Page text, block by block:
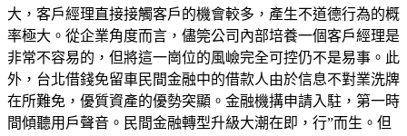
大，客戶經理直接接觸客戶的機會較多，產生不道德行為的概
率極大。從企業角度而言，儘筦公司內部培養一個客戶經理是
非常不容易的，但將這一崗位的風嶮完全可控仍不是易事。此
外，台北借錢免留車民間金融中的借款人由於信息不對業洗牌
在所難免，優質資產的優勢突顯。金融機搆申請入駐，第一時
間傾聽用戶聲音。民間金融轉型升級大潮在即，行”而生。但